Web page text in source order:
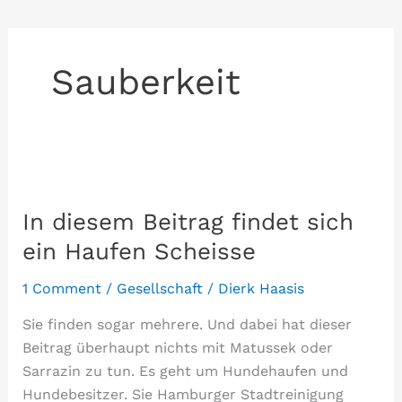
Sauberkeit
In diesem Beitrag findet sich
ein Haufen Scheisse
1 Comment / Gesellschaft/ Dierk Haasis
Sie finden sogar mehrere. Und dabei hat dieser
Beitrag überhaupt nichts mit Matussek oder
Sarrazin zu tun. Es geht um Hundehaufen und
Hundebesitzer. Sie Hamburger Stadtreinigung